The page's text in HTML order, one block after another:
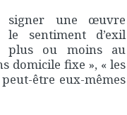
une œuvre
sentiment d’exil
plus ou moins au
domicile fixe », « les
être eux-mêmes